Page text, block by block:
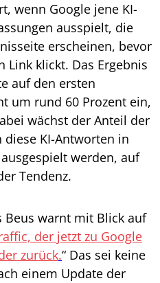
wenn Google jene KI-
ausspielt, die
erscheinen, bevor
klickt. Das Ergebnis
auf den ersten
um rund 60 Prozent ein,
wächst der Anteil der
diese KI-Antworten in
werden, auf
Tendenz.
Beus warnt mit Blick auf
der jetzt zu Google
zurück.“ Das sei keine
einem Update der